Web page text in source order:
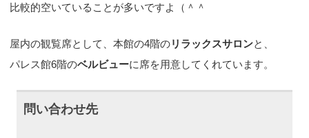
比較的空いていることが多いですよ（＾＾
屋内の観覧席として、本館の4階のリラックスサロンと、
パレス館6階のベルビューに席を用意してくれています。
問い合わせ先